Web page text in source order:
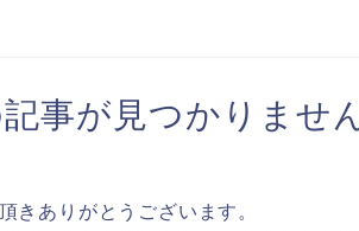
事が見つかりませ
きありがとうございます。